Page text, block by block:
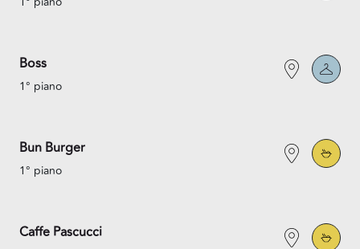
Boss
1° piano
Bun Burger
1° piano
Caffe Pascucci